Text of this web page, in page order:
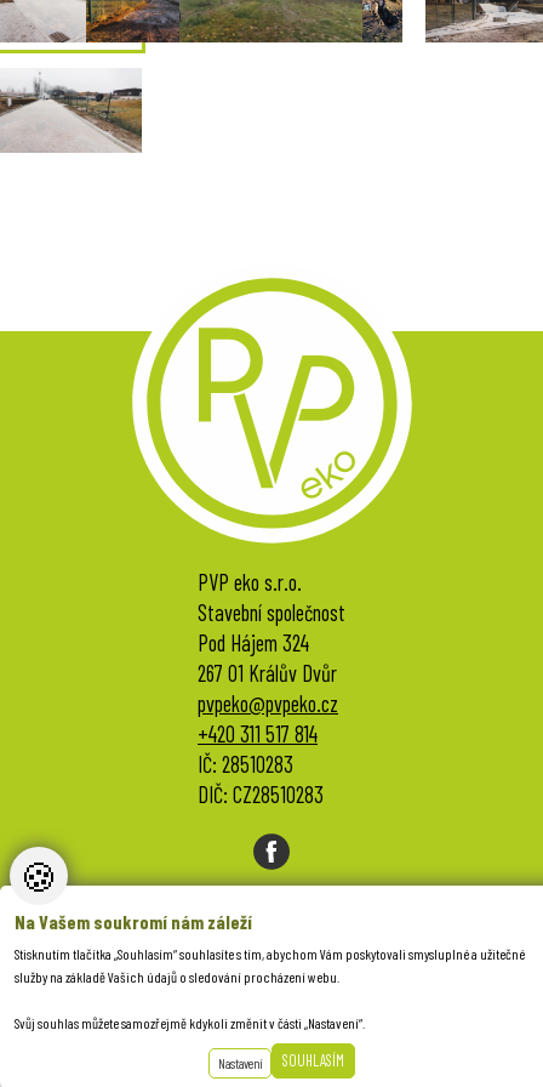
created byAnawe
PVP eko s.r.o.
Stavební společnost
Pod Hájem 324
267 01 Králův Dvůr
pvpeko@pvpeko.cz
+420 311 517 814
IČ: 28510283
DIČ: CZ28510283
🍪
Na Vašem soukromí nám záleží
Stisknutím tlačítka „Souhlasím“ souhlasíte s tím, abychom Vám poskytovali smysluplné a užitečné
služby na základě Vašich údajů o sledování procházení webu.
Svůj souhlas můžete samozřejmě kdykoli změnit v části „Nastavení“.
Nastavení SOUHLASÍM